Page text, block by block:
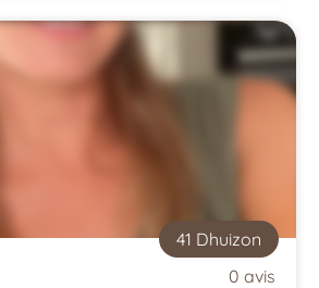
41 Dhuizon
0 avis